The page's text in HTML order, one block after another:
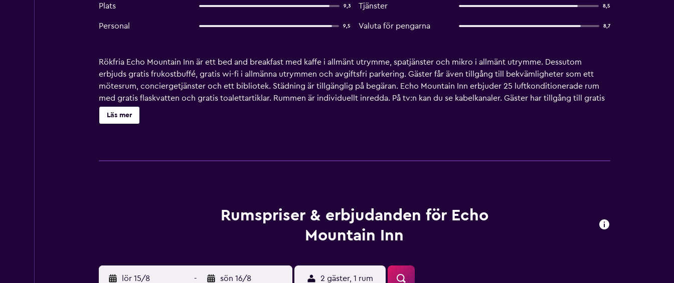
Plats 9,3 Tjänster 8,5
Personal 9,5 Valuta för pengarna 8,7
Rökfria Echo Mountain Inn är ett bed and breakfast med kaffe i allmänt utrymme, spatjänster och mikro i allmänt utrymme. Dessutom
erbjuds gratis frukostbuffé, gratis wi-fi i allmänna utrymmen och avgiftsfri parkering. Gäster får även tillgång till bekvämligheter som ett
mötesrum, conciergetjänster och ett bibliotek. Städning är tillgänglig på begäran. Echo Mountain Inn erbjuder 25 luftkonditionerade rum
med gratis flaskvatten och gratis toalettartiklar. Rummen är individuellt inredda. På tv:n kan du se kabelkanaler. Gäster har tillgång till gratis
wi-fi. Strykjärn/strykbräda och hårtork kan fås på begäran. Spjälsängar (avgift tillkommer) och extrasängar (avgift tillkommer) finns på
begäran. Städning sker på begäran. Fritidsaktiviteterna nedan finns antingen tillgängliga på plats eller i närheten. Avgifter kan tillkomma.
Läs mer
Rumspriser & erbjudanden för Echo
Mountain Inn
lör 15/8 - sön 16/8 2 gäster, 1 rum